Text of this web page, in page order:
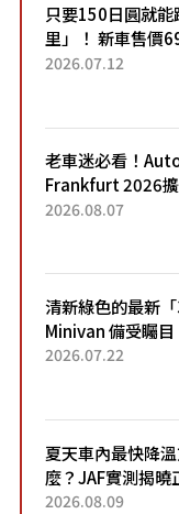
只要150日圓就
里」！ 新車售價
「3人座」Trike大
2026.07.12
老車迷必看！
Frankfurt 2026
區 1954年珍稀古
2026.08.07
清新綠色的最新「
Minivan 備受矚
4.7公尺剛剛好的
2026.07.22
夏天車內最快降
麼？JAF實測揭曉
方式
2026.08.09